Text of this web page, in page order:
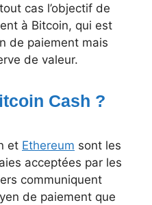
cas l’objectif de
à Bitcoin, qui est
de paiement mais
de valeur.
Cash ?
et Ethereum sont les
acceptées par les
communiquent
de paiement que